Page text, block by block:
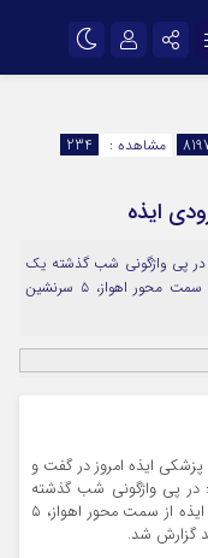
مشاهده :
234
در پی واژگونی شب گذشته یک
دستگاه خودروی سواری پژو ۴۰۵ در نزدیکی ایذه از سمت محور اهواز، ۵ سرنشین
ایذه امروز در گفت و
در پی واژگونی شب گذشته
یک دستگاه خودروی سواری پژو ۴۰۵ در نزدیکی ایذه از سمت محور اهواز، ۵